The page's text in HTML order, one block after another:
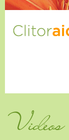
Vidéos